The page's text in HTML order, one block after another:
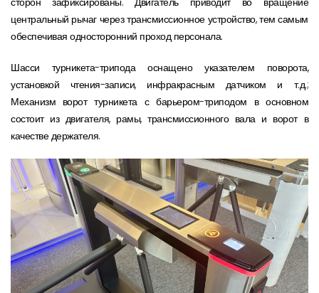
центральный рычаг через трансмиссионное устройство, тем самым
обеспечивая односторонний проход персонала.
Шасси турникета-трипода оснащено указателем поворота,
установкой чтения-записи, инфракрасным датчиком и т.д.;
Механизм ворот турникета с барьером-триподом в основном
состоит из двигателя, рамы, трансмиссионного вала и ворот в
качестве держателя.